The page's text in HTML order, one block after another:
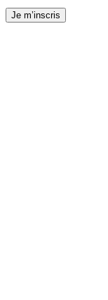
Je m’inscris